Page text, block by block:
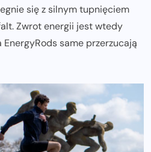
się z silnym tupnięciem
Zwrot energii jest wtedy
EnergyRods same przerzucają